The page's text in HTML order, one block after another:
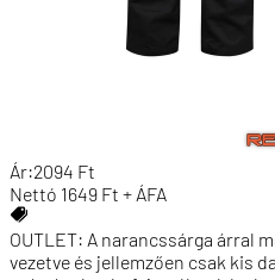
Ár:2094 Ft
Nettó 1649 Ft + ÁFA
OUTLET: A narancssárga árral
vezetve és jellemzően csak kis